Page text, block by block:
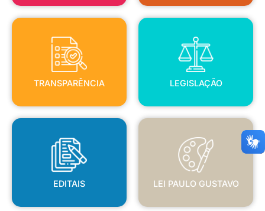
TRANSPARÊNCIA
TRANSPARÊNCIA
LEGISLAÇÃO
LEGISLAÇÃO
EDITAIS
EDITAIS
LEI PAULO GUSTAVO
LEI PAULO GUSTAVO